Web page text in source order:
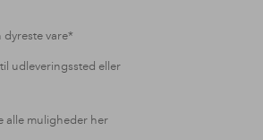
vare*
udleveringssted eller
alle muligheder her